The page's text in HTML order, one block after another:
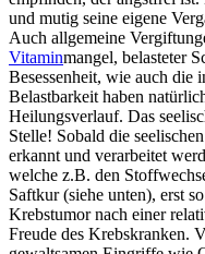
und mutig seine eigene
Auch allgemeine
Vitaminmangel, belasteter
Besessenheit, wie auch die
Belastbarkeit haben
Heilungsverlauf. Das
Stelle! Sobald die
erkannt und verarbeitet
welche z.B. den
Saftkur (siehe unten), erst
Krebstumor nach einer
Freude des Krebskranken.